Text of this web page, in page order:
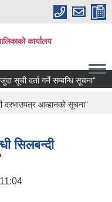
कार्यालय
सूची दर्ता गर्ने सम्बन्धि सूचना"
आव्हानको सूचना"
सिलबन्दी